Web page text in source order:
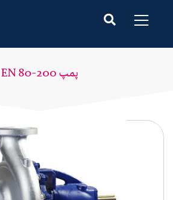
پمپ EN 80-200